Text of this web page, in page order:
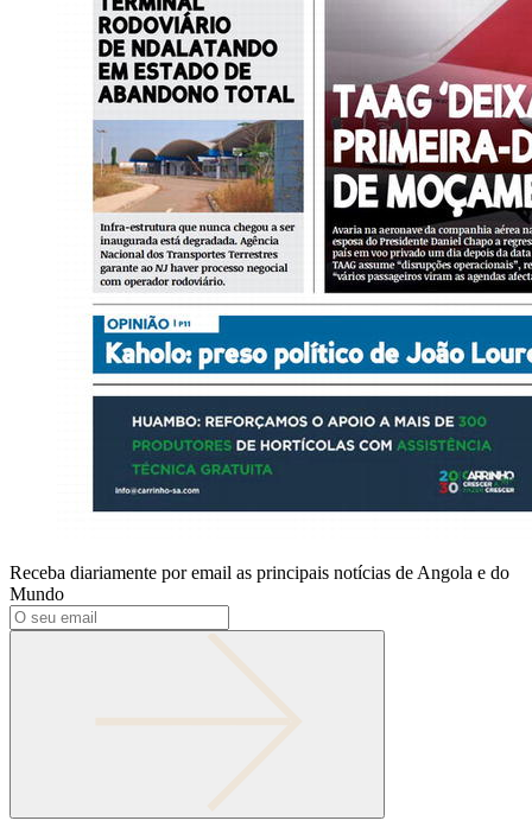
Receba diariamente por email as principais notícias de Angola e do
Mundo